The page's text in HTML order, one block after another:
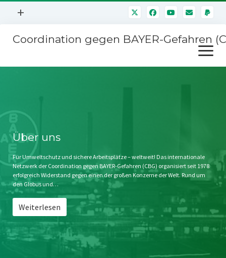
Menü
+
Mitmachen
Kontakt
Impressum
Störfälle
Coordination gegen BAYER-Gefahren
Menü
öffnen
Stichwort BAYER
Jahrestagung
SPENDEN
Über uns
Für Umweltschutz und sichere Arbeitsplätze – weltweit! Das internationale
Netzwerk der Coordination gegen BAYER-Gefahren (CBG) organisiert seit 1978
erfolgreich Widerstand gegen einen der großen Konzerne der Welt. Rund um
den Globus und…
Weiterlesen